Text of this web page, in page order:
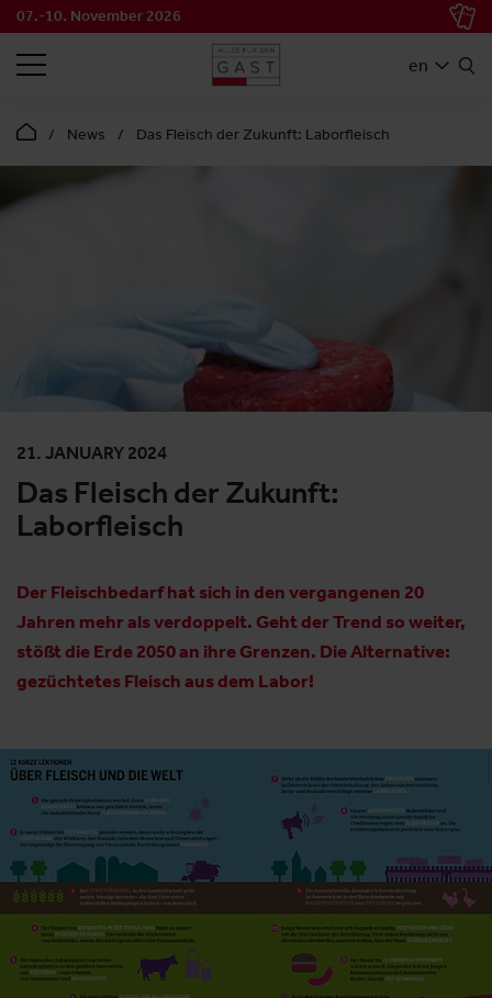
07.-10. November 2026
en
SEARCH
News Das Fleisch der Zukunft: Laborfleisch
21. JANUARY 2024
Das Fleisch der Zukunft:
Laborfleisch
Der Fleischbedarf hat sich in den vergangenen 20
Jahren mehr als verdoppelt. Geht der Trend so weiter,
stößt die Erde 2050 an ihre Grenzen. Die Alternative:
gezüchtetes Fleisch aus dem Labor!